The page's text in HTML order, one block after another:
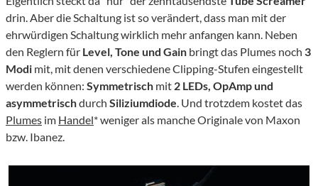
drin. Aber die Schaltung ist so verändert, dass man mit der
ehrwürdigen Schaltung wirklich mehr anfangen kann. Neben
den Reglern für Level, Tone und Gain bringt das Plumes noch 3
Modi mit, mit denen verschiedene Clipping-Stufen eingestellt
werden können: Symmetrisch mit 2 LEDs, OpAmp und
asymmetrischdurch Siliziumdiode. Und trotzdem kostet das
Plumes im Handel* weniger als manche Originale von Maxon
bzw. Ibanez.